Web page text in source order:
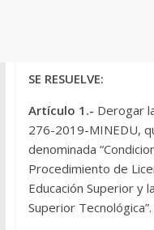
SE RESUELVE:
Artículo 1.- Derogar
276-2019-MINEDU,
denominada
Procedimiento de
Educación Superior y
Superior Tecnológica”.